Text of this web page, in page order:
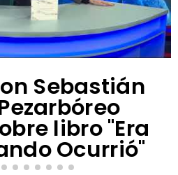
Sebastián
libro "Era
Ocurrió"